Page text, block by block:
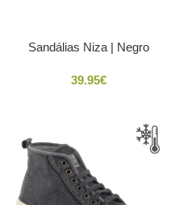
Sandálias Niza | Negro
39.95€